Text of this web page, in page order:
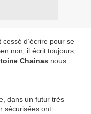
d’écrire pour se
non, il écrit toujours,
Chainas nous
dans un futur très
sécurisées ont